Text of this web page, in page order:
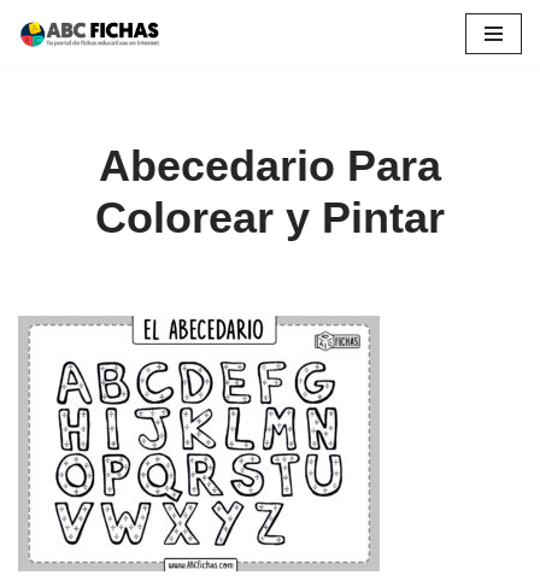
Abecedario Para
Colorear y Pintar